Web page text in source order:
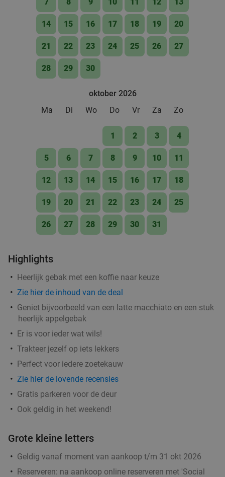
bij SPAR City Zutphen
Morgen Zo Ma Wo
Do
SPAR city Zutphen
Zutphen 27 min.
Verkocht: 143
40%
Fletcher Hotels
Ellecom
28 min.
Verkocht: 4.842 Regulier €33
€19
14 15 16 17 18 19 20
21 22 23 24 25 26 27
28 29 30
oktober 2026
Ma
Di Wo Do Vr Za Zo
1 2 3 4
5 6 7 8 9 10 11
12 13 14 15 16 17 18
19 20 21 22 23 24 25
26 27 28 29 30 31
Highlights
Heerlijk gebak met een koffie naar keuze
Zie hier de inhoud van de deal
Geniet bijvoorbeeld van een latte macchiato en een stuk
heerlijk appelgebak
Er is voor ieder wat wils!
Trakteer jezelf op iets lekkers
Perfect voor iedere zoetekauw
Zie hier de lovende recensies
Gratis parkeren voor de deur
Ook geldig in het weekend!
Grote kleine letters
Geldig vanaf moment van aankoop t/m 31 okt 2026
Reserveren: na aankoop online reserveren met 'Social